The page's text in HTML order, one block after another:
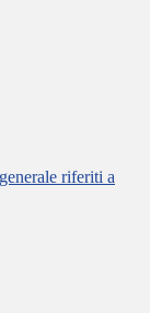
riferiti a